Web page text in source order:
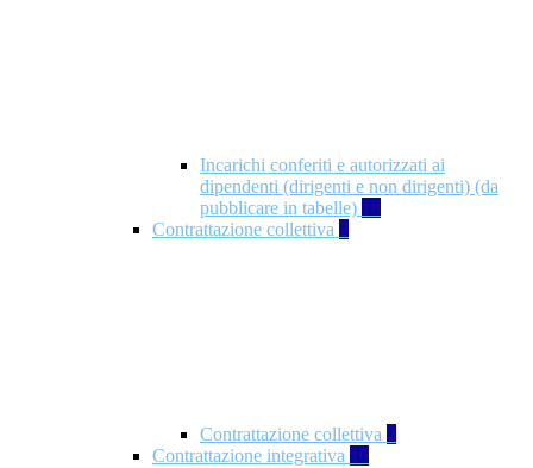
Incarichi conferiti e autorizzati ai
dipendenti (dirigenti e non dirigenti) (da
pubblicare in tabelle) 18
Contrattazione collettiva 2
Contrattazione collettiva 2
Contrattazione integrativa 10